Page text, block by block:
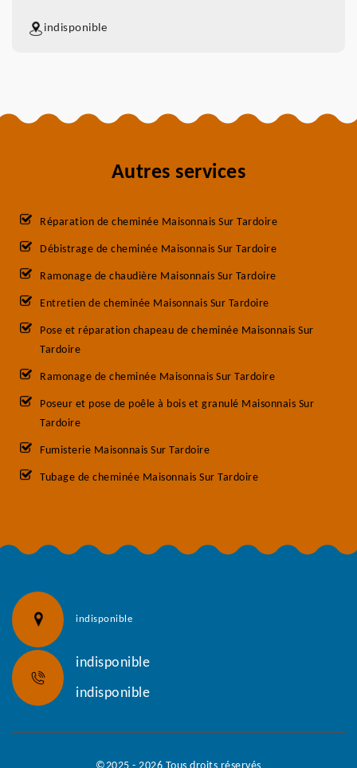
indisponible
Autres services
Réparation de cheminée Maisonnais Sur Tardoire
Débistrage de cheminée Maisonnais Sur Tardoire
Ramonage de chaudière Maisonnais Sur Tardoire
Entretien de cheminée Maisonnais Sur Tardoire
Pose et réparation chapeau de cheminée Maisonnais Sur
Tardoire
Ramonage de cheminée Maisonnais Sur Tardoire
Poseur et pose de poêle à bois et granulé Maisonnais Sur
Tardoire
Fumisterie Maisonnais Sur Tardoire
Tubage de cheminée Maisonnais Sur Tardoire
indisponible
indisponible
indisponible